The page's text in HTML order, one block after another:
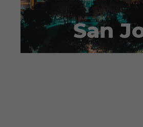
San